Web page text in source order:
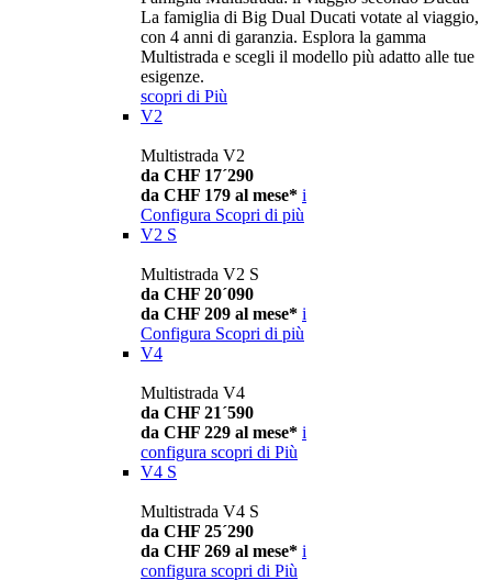
La famiglia di Big Dual Ducati votate al viaggio,
con 4 anni di garanzia. Esplora la gamma
Multistrada e scegli il modello più adatto alle tue
esigenze.
scopri di Più
V2
Multistrada V2
da CHF 17´290
da CHF 179 al mese* i
Configura Scopri di più
V2 S
Multistrada V2 S
da CHF 20´090
da CHF 209 al mese* i
Configura Scopri di più
V4
Multistrada V4
da CHF 21´590
da CHF 229 al mese* i
configura scopri di Più
V4 S
Multistrada V4 S
da CHF 25´290
da CHF 269 al mese* i
configura scopri di Più